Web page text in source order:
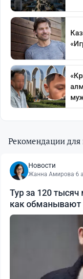
Рекомендации для
Новости
Жанна Амирова·6
Тур за 120
как обманывают